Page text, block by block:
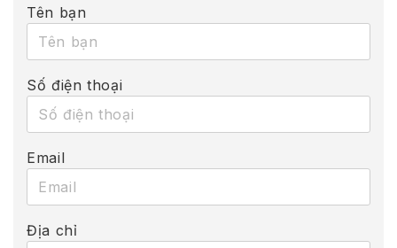
Tên bạn
Số điện thoại
Email
Địa chỉ